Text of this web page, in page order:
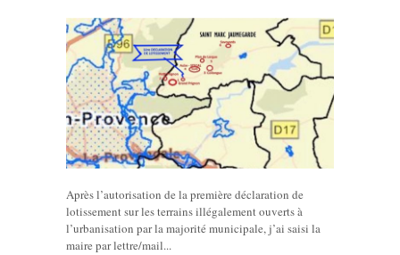
Après l’autorisation de la première déclaration de
lotissement sur les terrains illégalement ouverts à
l’urbanisation par la majorité municipale, j’ai saisi la
maire par lettre/mail...